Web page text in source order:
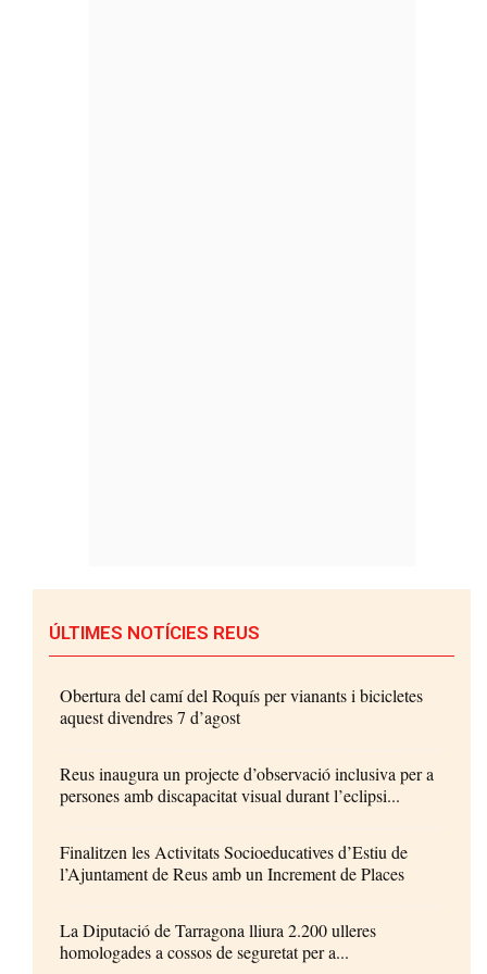
ÚLTIMES NOTÍCIES REUS
Obertura del camí del Roquís per vianants i bicicletes
aquest divendres 7 d’agost
Reus inaugura un projecte d’observació inclusiva per a
persones amb discapacitat visual durant l’eclipsi...
Finalitzen les Activitats Socioeducatives d’Estiu de
l’Ajuntament de Reus amb un Increment de Places
La Diputació de Tarragona lliura 2.200 ulleres
homologades a cossos de seguretat per a...